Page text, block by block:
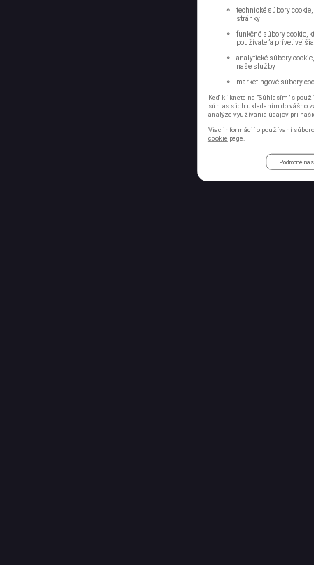
technické súbory
stránky
funkčné súbory cookie,
používateľa prívetivejšia
analytické súbory
naše služby
marketingové súbory
Keď kliknete na "Súhlasím" s
súhlas s ich ukladaním do vášho
analýze využívania údajov pri
Viac informácií o používaní
cookie page.
Podrobné